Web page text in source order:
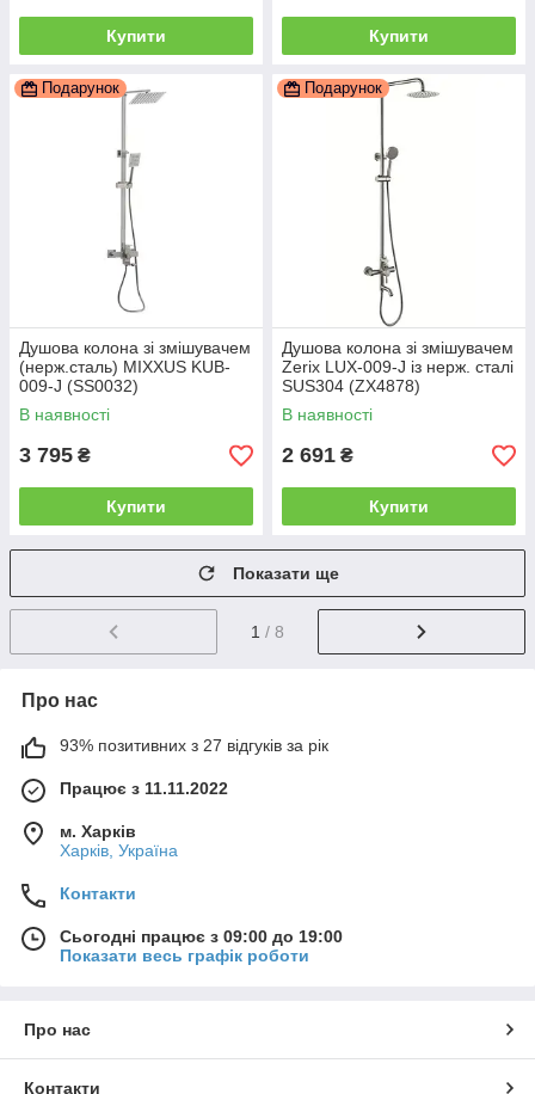
Купити Купити
Подарунок
Душова колона зі змішувачем
(нерж.сталь) MIXXUS KUB-
009-J (SS0032)
В наявності
3 795 ₴
Купити
Подарунок
Душова колона зі змішувачем
Zerix LUX-009-J із нерж. сталі
SUS304 (ZX4878)
В наявності
2 691 ₴
Купити
Показати ще
1 / 8
Про нас
93% позитивних з 27 відгуків за рік
Працює з 11.11.2022
м. Харків
Харків, Україна
Контакти
Сьогодні працює з 09:00 до 19:00
Показати весь графік роботи
Про нас
Контакти